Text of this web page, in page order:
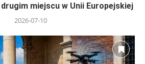
miejscu w Unii Europejskiej
2026-07-10